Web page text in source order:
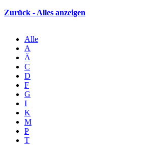
Zurück - Alles anzeigen
Alle
A
Ä
C
D
F
G
I
K
M
P
T